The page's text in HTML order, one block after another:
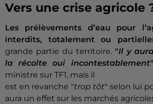
Vers une crise agricole
Les prélèvements d’eau pour
interdits, totalement ou
grande partie du territoire. "Il y
la récolte oui incontestablement"
ministre sur TF1, mais il
est en revanche "trop tôt" selon lui
aura un effet sur les marchés